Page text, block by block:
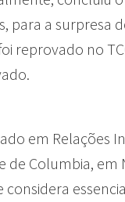
para a surpresa
reprovado no
em Relações
de Columbia, em
considera